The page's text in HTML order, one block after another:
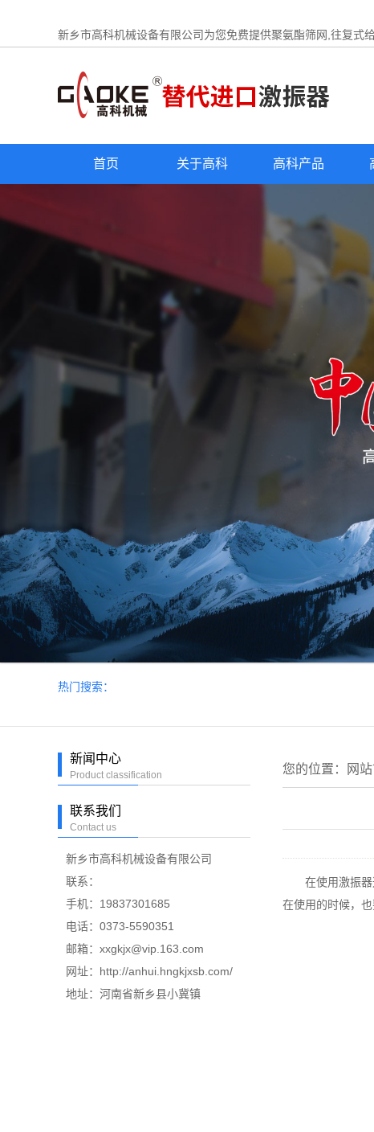
新乡市高科机械设备有限公司为您免费提供聚氨酯筛网 ,往复式
首页 关于高科 高科产品
热门搜索：
新闻中心
Product classification
联系我们
Contact us
新乡市高科机械设备有限公司
联系：
手机：19837301685
电话：0373-5590351
邮箱：xxgkjx@vip.163.com
网址：http://anhui.hngkjxsb.com/
地址：河南省新乡县小冀镇
您的位置： 网
在使用激振器这
在使用的时候，